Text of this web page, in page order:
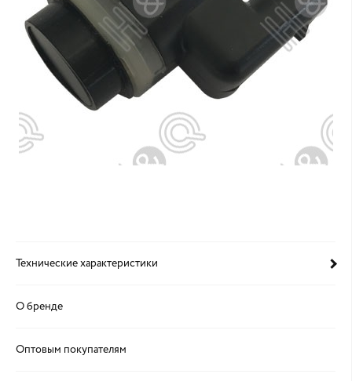
Технические характеристики
О бренде
Оптовым покупателям